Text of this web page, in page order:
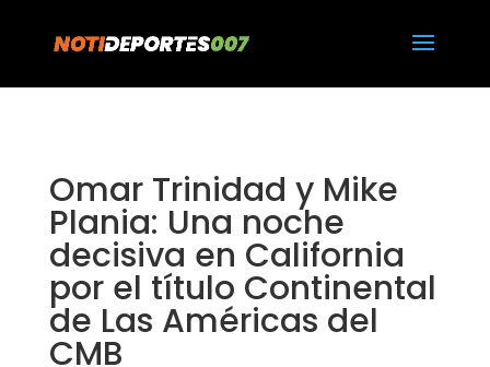
Omar Trinidad y Mike
Plania: Una noche
decisiva en California
por el título Continental
de Las Américas del
CMB